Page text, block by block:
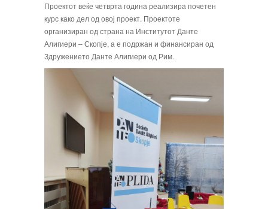
Проектот веќе четврта година реализира почетен
курс како дел од овој проект. Проектоте
организиран од страна на Институтот Данте
Алигиери – Скопје, а е подржан и финансиран од
Здружението Данте Алигиери од Рим.